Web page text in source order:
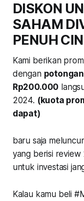
DISKON
SAHAM
PENUH
Kami berikan
dengan
Rp200.000
2024. (kuota
dapat)
baru saja
yang berisi review
untuk investasi
Kalau kamu beli